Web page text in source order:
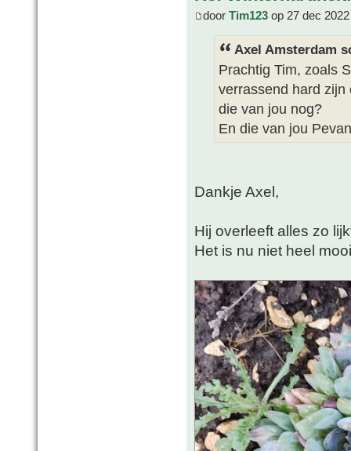
door Tim123 op 27 dec
Axel Amsterdam
Prachtig Tim, zoals
verrassend hard
die van jou nog?
En die van jou
Dankje Axel,
Hij overleeft alles zo
Het is nu niet heel